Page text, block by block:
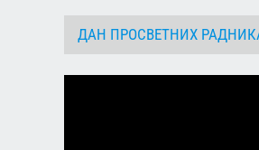
ДАН ПРОСВЕТНИХ